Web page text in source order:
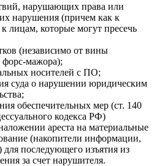
нарушающих права или
нарушения (причем как к
лицам, которые могут пресечь
(независимо от вины
мажора);
носителей с ПО;
суда о нарушении юридическим
обеспечительных мер (ст. 140
кодекса РФ)
ареста на материальные
(накопители информации,
последующего изъятия из
за счет нарушителя.